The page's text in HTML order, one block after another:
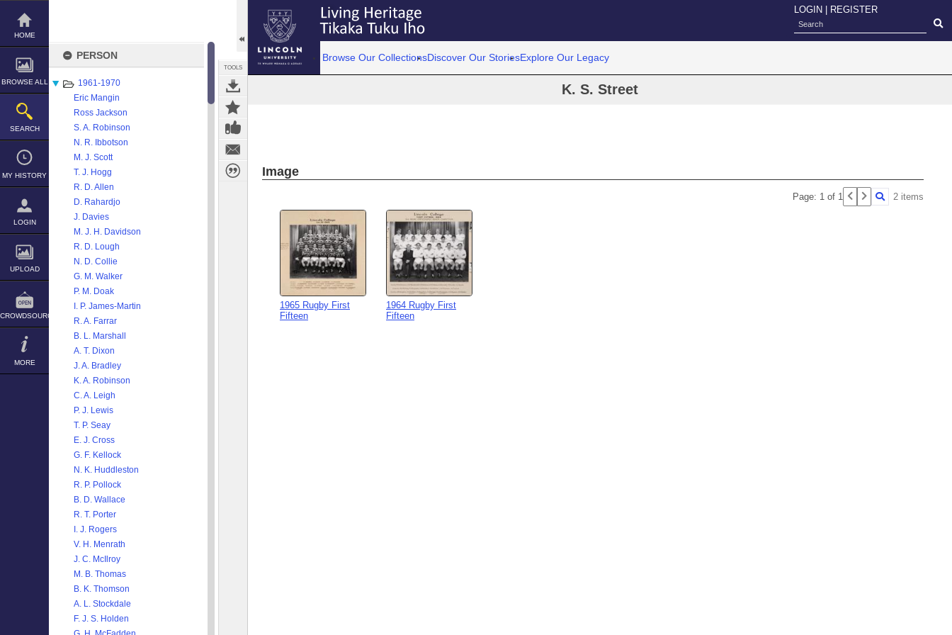
Skip
content
HOME
BROWSE ALL
SEARCH
MY HISTORY
LOGIN
UPLOAD
CROWDSOURCE
MORE
PERSON
1961-1970
Eric Mangin
Ross Jackson
S. A. Robinson
N. R. Ibbotson
M. J. Scott
T. J. Hogg
R. D. Allen
D. Rahardjo
J. Davies
M. J. H. Davidson
R. D. Lough
N. D. Collie
G. M. Walker
P. M. Doak
I. P. James-Martin
R. A. Farrar
B. L. Marshall
A. T. Dixon
J. A. Bradley
K. A. Robinson
C. A. Leigh
P. J. Lewis
T. P. Seay
E. J. Cross
G. F. Kellock
N. K. Huddleston
R. P. Pollock
B. D. Wallace
R. T. Porter
I. J. Rogers
V. H. Menrath
J. C. McIlroy
M. B. Thomas
B. K. Thomson
A. L. Stockdale
F. J. S. Holden
TOOLS
LOGIN REGISTER
Browse Our CollectionsDiscover Our StoriesExplore Our Legacy
K. S. Street
Image
Page: 1 of 1 2 items
1965 Rugby First
Fifteen
1964 Rugby First
Fifteen